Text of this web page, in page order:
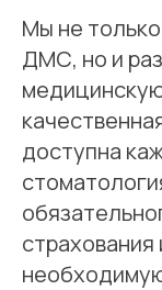
Мы не
ДМС, но и
доступна